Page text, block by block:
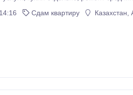
Сдам квартиру Казахстан,